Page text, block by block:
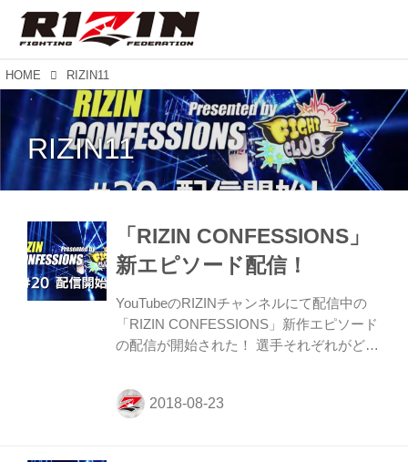
HOME RIZIN11
RIZIN11
「RIZIN CONFESSIONS」
新エピソード配信！
YouTubeのRIZINチャンネルにて配信中の
「RIZIN CONFESSIONS」新作エピソード
の配信が開始された！ 選手それぞれがどの
日々の練習。さらに家族や恩師たちが語る
選手の人間性など日常生活に密着しなが